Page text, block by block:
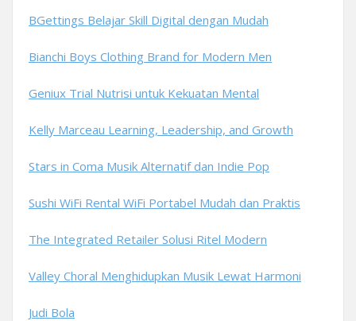
BGettings Belajar Skill Digital dengan Mudah
Bianchi Boys Clothing Brand for Modern Men
Geniux Trial Nutrisi untuk Kekuatan Mental
Kelly Marceau Learning, Leadership, and Growth
Stars in Coma Musik Alternatif dan Indie Pop
Sushi WiFi Rental WiFi Portabel Mudah dan Praktis
The Integrated Retailer Solusi Ritel Modern
Valley Choral Menghidupkan Musik Lewat Harmoni
Judi Bola